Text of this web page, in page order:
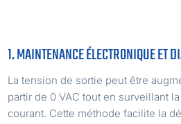
1. MAINTENANCE ÉLECTRONIQUE ET
La tension de sortie peut être
partir de 0 VAC tout en surveillant
courant. Cette méthode facilite la